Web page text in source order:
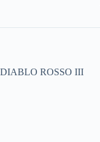
DIABLO ROSSO III